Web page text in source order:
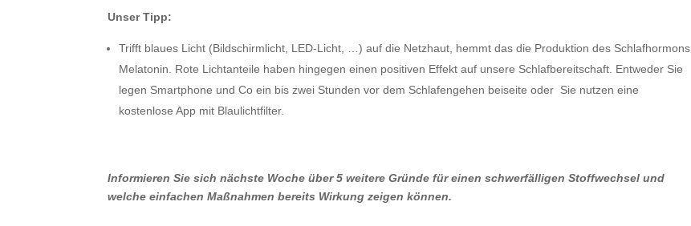
Unser Tipp:
Trifft blaues Licht (Bildschirmlicht, LED-Licht, …) auf die Netzhaut, hemmt das die Produktion des Schlafhormons
Melatonin. Rote Lichtanteile haben hingegen einen positiven Effekt auf unsere Schlafbereitschaft. Entweder Sie
legen Smartphone und Co ein bis zwei Stunden vor dem Schlafengehen beiseite oder Sie nutzen eine
kostenlose App mit Blaulichtfilter.
Informieren Sie sich nächste Woche über 5 weitere Gründe für einen schwerfälligen Stoffwechsel und
welche einfachen Maßnahmen bereits Wirkung zeigen können.